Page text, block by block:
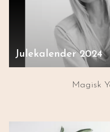
Julekalender 2024
Magisk